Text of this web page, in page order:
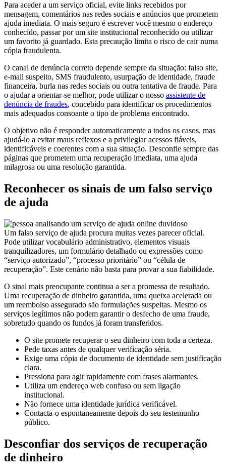
Para aceder a um serviço oficial, evite links recebidos por
mensagem, comentários nas redes sociais e anúncios que prometem
ajuda imediata. O mais seguro é escrever você mesmo o endereço
conhecido, passar por um site institucional reconhecido ou utilizar
um favorito já guardado. Esta precaução limita o risco de cair numa
cópia fraudulenta.
O canal de denúncia correto depende sempre da situação: falso site,
e-mail suspeito, SMS fraudulento, usurpação de identidade, fraude
financeira, burla nas redes sociais ou outra tentativa de fraude. Para
o ajudar a orientar-se melhor, pode utilizar o nosso assistente de
denúncia de fraudes, concebido para identificar os procedimentos
mais adequados consoante o tipo de problema encontrado.
O objetivo não é responder automaticamente a todos os casos, mas
ajudá-lo a evitar maus reflexos e a privilegiar acessos fiáveis,
identificáveis e coerentes com a sua situação. Desconfie sempre das
páginas que prometem uma recuperação imediata, uma ajuda
milagrosa ou uma resolução garantida.
Reconhecer os sinais de um falso serviço
de ajuda
Um falso serviço de ajuda procura muitas vezes parecer oficial.
Pode utilizar vocabulário administrativo, elementos visuais
tranquilizadores, um formulário detalhado ou expressões como
“serviço autorizado”, “processo prioritário” ou “célula de
recuperação”. Este cenário não basta para provar a sua fiabilidade.
O sinal mais preocupante continua a ser a promessa de resultado.
Uma recuperação de dinheiro garantida, uma queixa acelerada ou
um reembolso assegurado são formulações suspeitas. Mesmo os
serviços legítimos não podem garantir o desfecho de uma fraude,
sobretudo quando os fundos já foram transferidos.
O site promete recuperar o seu dinheiro com toda a certeza.
Pede taxas antes de qualquer verificação séria.
Exige uma cópia de documento de identidade sem justificação
clara.
Pressiona para agir rapidamente com frases alarmantes.
Utiliza um endereço web confuso ou sem ligação
institucional.
Não fornece uma identidade jurídica verificável.
Contacta-o espontaneamente depois do seu testemunho
público.
Desconfiar dos serviços de recuperação
de dinheiro